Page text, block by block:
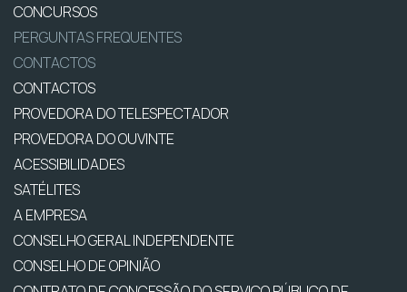
CONCURSOS
PERGUNTAS FREQUENTES
CONTACTOS
CONTACTOS
PROVEDORA DO TELESPECTADOR
PROVEDORA DO OUVINTE
ACESSIBILIDADES
SATÉLITES
A EMPRESA
CONSELHO GERAL INDEPENDENTE
CONSELHO DE OPINIÃO